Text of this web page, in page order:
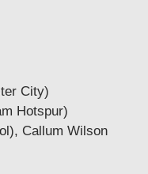
City)
Hotspur)
Callum Wilson